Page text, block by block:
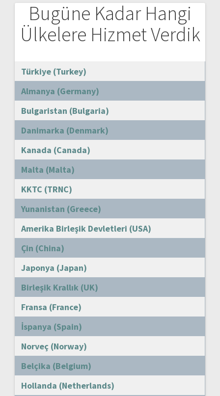
Bugüne Kadar Hangi
Ülkelere Hizmet Verdik
Türkiye (Turkey)
Almanya (Germany)
Bulgaristan (Bulgaria)
Danimarka (Denmark)
Kanada (Canada)
Malta (Malta)
KKTC (TRNC)
Yunanistan (Greece)
Amerika Birleşik Devletleri (USA)
Çin (China)
Japonya (Japan)
Birleşik Krallık (UK)
Fransa (France)
İspanya (Spain)
Norveç (Norway)
Belçika (Belgium)
Hollanda (Netherlands)